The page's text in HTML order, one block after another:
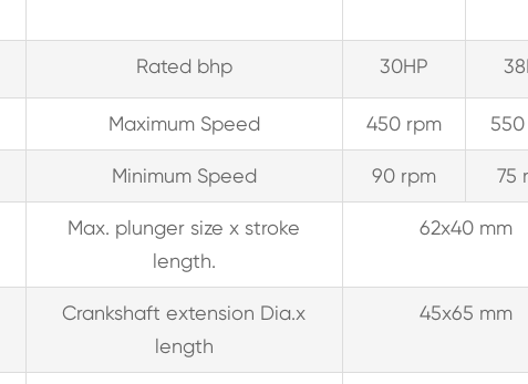
Rated bhp 30HP
Maximum Speed 450 rpm
Minimum Speed 90 rpm 75
Max. plunger size x stroke
length.
62x40 mm
Crankshaft extension Dia.x
length
45x65 mm